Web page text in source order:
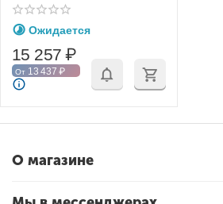
Ожидается
15 257 ₽
От 13 437 ₽
О магазине